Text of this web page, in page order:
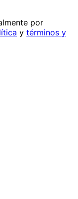
por
y términos y